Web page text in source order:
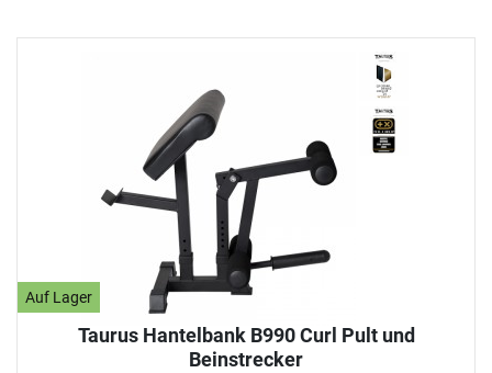
Auf Lager
Taurus Hantelbank B990 Curl Pult und
Beinstrecker